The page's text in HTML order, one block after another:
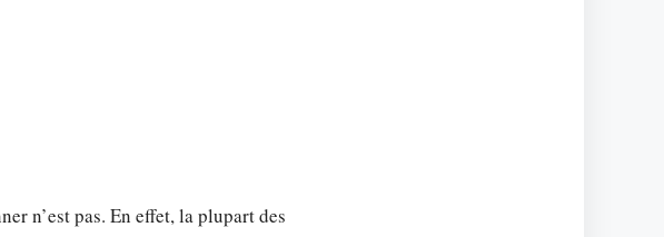
n’est pas. En effet, la plupart des